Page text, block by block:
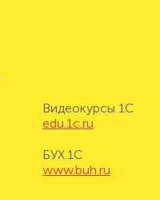
Видеокурсы 1С
edu.1c.ru
БУХ.1С
www.buh.ru